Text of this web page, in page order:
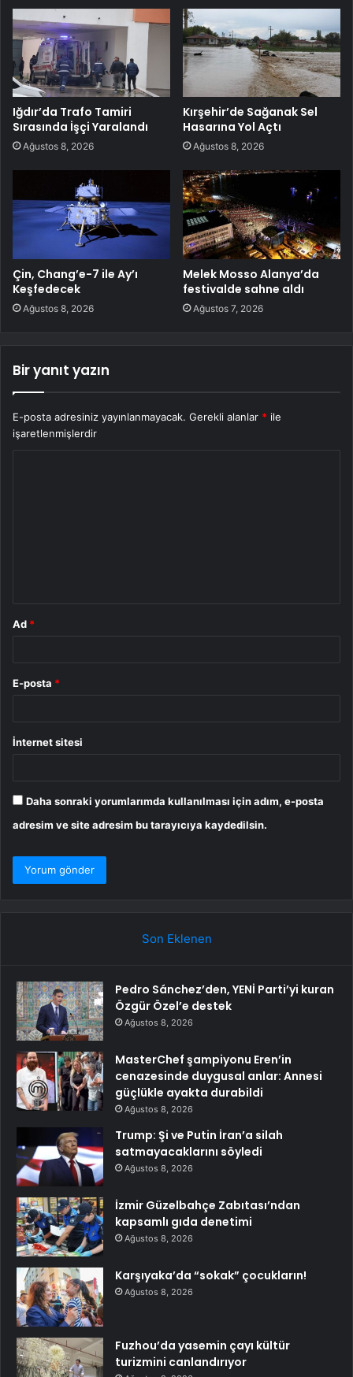
Iğdır’da Trafo Tamiri
Sırasında İşçi Yaralandı
Ağustos 8, 2026
Kırşehir’de Sağanak Sel
Hasarına Yol Açtı
Ağustos 8, 2026
Çin, Chang’e-7 ile Ay’ı
Keşfedecek
Ağustos 8, 2026
Melek Mosso Alanya’da
festivalde sahne aldı
Ağustos 7, 2026
Bir yanıt yazın
E-posta adresiniz yayınlanmayacak. Gerekli alanlar * ile
işaretlenmişlerdir
Ad *
E-posta *
İnternet sitesi
Daha sonraki yorumlarımda kullanılması için adım, e-posta
adresim ve site adresim bu tarayıcıya kaydedilsin.
Son Eklenen
Pedro Sánchez’den, YENİ Parti’yi kuran
Özgür Özel’e destek
Ağustos 8, 2026
MasterChef şampiyonu Eren’in
cenazesinde duygusal anlar: Annesi
güçlükle ayakta durabildi
Ağustos 8, 2026
Trump: Şi ve Putin İran’a silah
satmayacaklarını söyledi
Ağustos 8, 2026
İzmir Güzelbahçe Zabıtası’ndan
kapsamlı gıda denetimi
Ağustos 8, 2026
Karşıyaka’da “sokak” çocukların!
Ağustos 8, 2026
Fuzhou’da yasemin çayı kültür
turizmini canlandırıyor